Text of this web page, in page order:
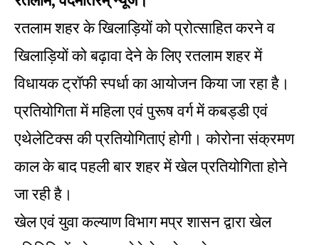
रतलाम शहर के खिलाड़ियों को प्रोत्साहित करने व
खिलाड़ियों को बढ़ावा देने के लिए रतलाम शहर में
विधायक ट्रॉफी स्पर्धा का आयोजन किया जा रहा है।
प्रतियोगिता में महिला एवं पुरूष वर्ग में कबड्डी एवं
एथेलेटिक्स की प्रतियोगिताएं होगी। कोरोना संक्रमण
काल के बाद पहली बार शहर में खेल प्रतियोगिता होने
जा रही है।
खेल एवं युवा कल्याण विभाग मप्र शासन द्वारा खेल